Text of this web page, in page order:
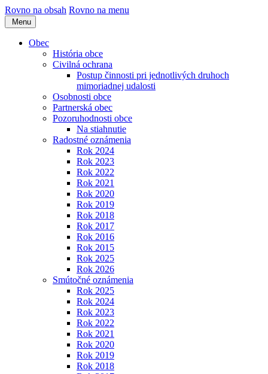
Rovno na obsah Rovno na menu
Menu
Obec
História obce
Civilná ochrana
Postup činnosti pri jednotlivých druhoch
mimoriadnej udalosti
Osobnosti obce
Partnerská obec
Pozoruhodnosti obce
Na stiahnutie
Radostné oznámenia
Rok 2024
Rok 2023
Rok 2022
Rok 2021
Rok 2020
Rok 2019
Rok 2018
Rok 2017
Rok 2016
Rok 2015
Rok 2025
Rok 2026
Smútočné oznámenia
Rok 2025
Rok 2024
Rok 2023
Rok 2022
Rok 2021
Rok 2020
Rok 2019
Rok 2018